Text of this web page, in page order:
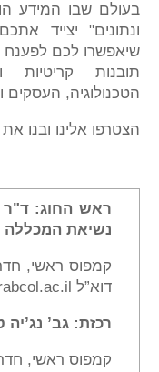
בעולם שבו המידע
ונתונים" יצייד
שיאפשרו לכם
תובנות קריטיות
הטכנולוגיה, העסקים
הצטרפו אלינו ובנו
ראש החוג: ד"ר
נשיאת המכללה
דוא”ל
רכזת: גב’ נג’יה